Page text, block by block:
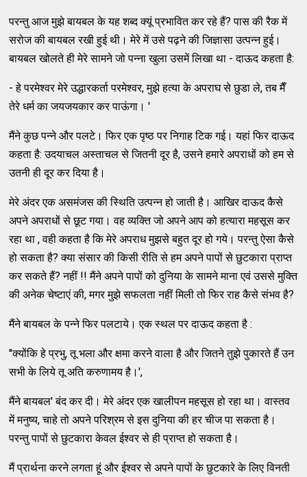
परन्तु आज मुझे बायबल के यह शब्द क्यूं प्रभावित कर रहे हैं? पास की रैक में
सरोज की बायबल रखी हुई थी। मेरे में उसे पढ़ने की जिज्ञासा उत्पन्न हुई।
बायबल खोलते ही मेरे सामने जो पन्ना खुला उसमें लिखा था - दाऊद कहता है:
- हे परमेश्वर मेरे उद्धारकर्ता परमेश्वर, मुझे हत्या के अपराघ से छुडा ले, तब मैँ
तेरे धर्म का जयजयकार कर पाऊंगा। '
मैंने कुछ पन्ने और पलटे। फिर एक पृष्ठ पर निगाह टिक गई। यहां फिर दाऊद
कहता है: उदयाचल अस्ताचल से जितनी दूर है, उसने हमारे अपराधों को हम से
उतनी ही दूर कर दिया है।
मेरे अंदर एक असमंजस की स्थिति उत्पन्न हो जाती है। आखिर दाऊद कैसे
अपने अपराधों से छूट गया। वह व्यक्ति जो अपने आप को हत्यारा महसूस कर
रहा था , वही कहता है कि मेरे अपराध मुझसे बहुत दूर हो गये। परन्तु ऐसा कैसे
हो सकता है? क्या संसार की किसी रीति से हम अपने पापों से छुटकारा प्राप्त
कर सकते हैं? नहीं !! मैंने अपने पापों को दुनिया के सामने माना एवं उससे मुक्ति
की अनेक चेष्टाएं की, मगर मुझे सफलता नहीं मिली तो फिर राह कैसे संभव है?
मैंने बायबल के पन्ने फिर पलटाये। एक स्थल पर दाऊद कहता है :
''क्योंकि हे प्रभु, तू भला और क्षमा करने वाला है और जितने तुझे पुकारते हैं उन
सभी के लिये तू अति करुणामय है।',
मैंने बायबल' बंद कर दी। मेरे अंदर एक खालीपन महसूस हो रहा था। वास्तव
में मनुष्य, चाहे तो अपने परिश्रम से इस दुनिया की हर चीज पा सकता है।
परन्तु पापों से छुटकारा केवल ईश्वर से ही प्राप्त हो सकता है।
मैं प्रार्थना करने लगता हूं और ईश्वर से अपने पापों के छुटकारे के लिए विनती